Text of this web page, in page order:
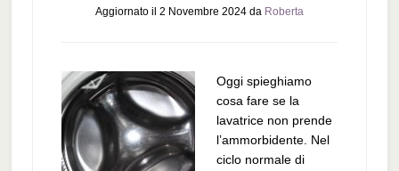
Aggiornato il 2 Novembre 2024da Roberta
Oggi spieghiamo
cosa fare se la
lavatrice non prende
l’ammorbidente. Nel
ciclo normale di